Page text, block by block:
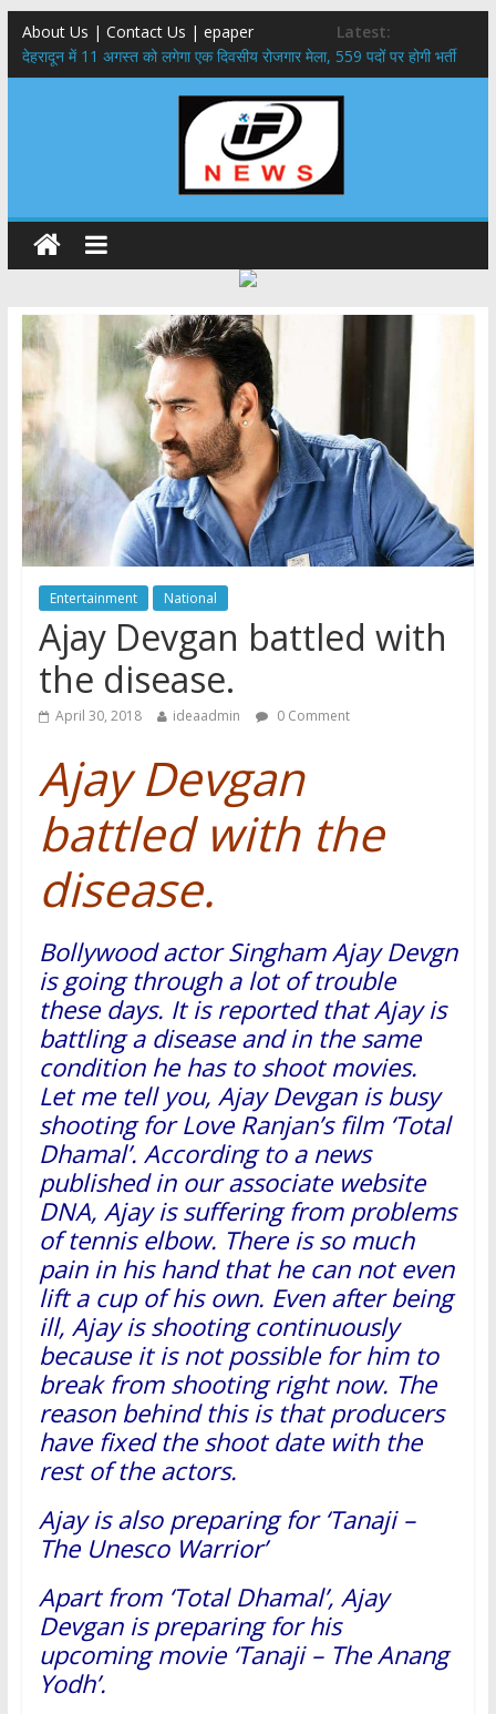
About Us | Contact Us | epaper
Latest:
​देहरादून में 11 अगस्त को लगेगा एक दिवसीय रोजगार मेला, 559 पदों पर होगी भर्ती
459 करोड़ से एचएनबी गढ़वाल विश्वविद्यालय में अनुसंधान संरचना होगी सुदृढ,उच्च
शिक्षा मंत्री धन सिंह रावत ने नवनियुक्त केन्द्रीय शिक्षा मंत्री से की मुलाकात
मुख्यमंत्री से महानिदेशक एनसीसी ने की शिष्टाचार भेंट,उत्तराखण्ड में एनसीसी के
विस्तार एवं आधुनिक आधारभूत संरचना के विकास पर हुई महत्वपूर्ण चर्चा
एमडीडीए बोर्ड बैठक, देहरादून और मसूरी के विकास के लिए 25 बड़े प्रस्तावों को मिली
बुजुर्ग-दिव्यांगों के घर जाएंगे बीएलओ, करेंगे नोटिसों का निस्तारण
Entertainment National
Ajay Devgan battled with
the disease.
April 30, 2018 ideaadmin 0 Comment
Ajay Devgan
battled with the
disease.
Bollywood actor Singham Ajay Devgn
is going through a lot of trouble
these days. It is reported that Ajay is
battling a disease and in the same
condition he has to shoot movies.
Let me tell you, Ajay Devgan is busy
shooting for Love Ranjan’s film ‘Total
Dhamal’. According to a news
published in our associate website
DNA, Ajay is suffering from problems
of tennis elbow. There is so much
pain in his hand that he can not even
lift a cup of his own. Even after being
ill, Ajay is shooting continuously
because it is not possible for him to
break from shooting right now. The
reason behind this is that producers
have fixed the shoot date with the
rest of the actors.
Ajay is also preparing for ‘Tanaji –
The Unesco Warrior’
Apart from ‘Total Dhamal’, Ajay
Devgan is preparing for his
upcoming movie ‘Tanaji – The Anang
Yodh’.